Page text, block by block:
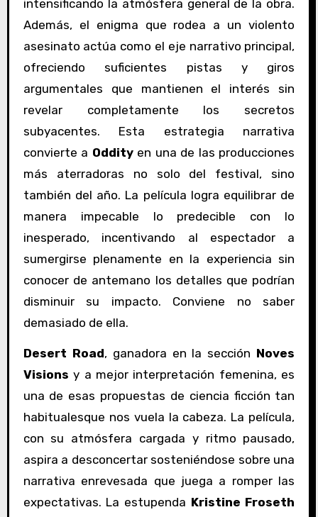
intensificando la atmósfera general de la obra.
Además, el enigma que rodea a un violento
asesinato actúa como el eje narrativo principal,
ofreciendo suficientes pistas y giros
argumentales que mantienen el interés sin
revelar completamente los secretos
subyacentes. Esta estrategia narrativa
convierte a Oddityen una de las producciones
más aterradoras no solo del festival, sino
también del año. La película logra equilibrar de
manera impecable lo predecible con lo
inesperado, incentivando al espectador a
sumergirse plenamente en la experiencia sin
conocer de antemano los detalles que podrían
disminuir su impacto. Conviene no saber
demasiado de ella.
Desert Road, ganadora en la sección Noves
Visions y a mejor interpretación femenina, es
una de esas propuestas de ciencia ficción tan
habitualesque nos vuela la cabeza. La película,
con su atmósfera cargada y ritmo pausado,
aspira a desconcertar sosteniéndose sobre una
narrativa enrevesada que juega a romper las
expectativas. La estupenda Kristine Froseth